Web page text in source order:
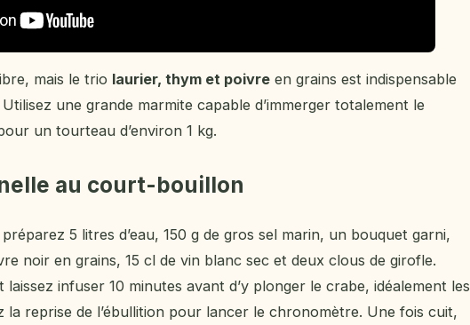
mais le trio laurier, thym et poivre en grains est indispensable
une grande marmite capable d’immerger totalement le
un tourteau d’environ 1 kg.
au court-bouillon
5 litres d’eau, 150 g de gros sel marin, un bouquet garni,
noir en grains, 15 cl de vin blanc sec et deux clous de girofle.
infuser 10 minutes avant d’y plonger le crabe, idéalement les
la reprise de l’ébullition pour lancer le chronomètre. Une fois cuit,